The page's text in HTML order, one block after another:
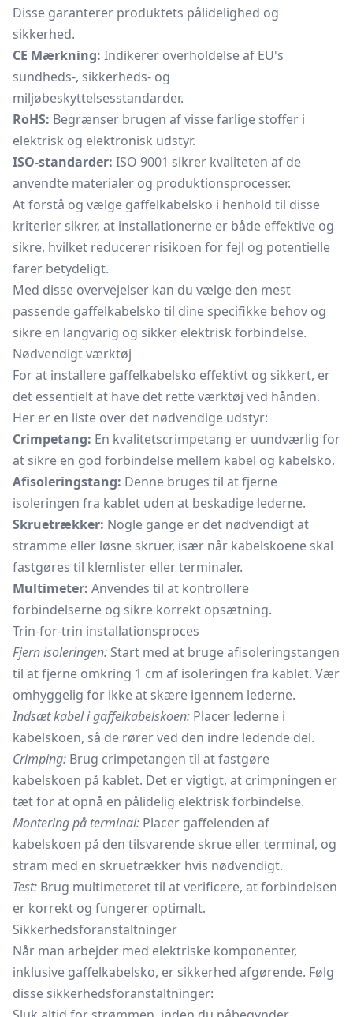
Disse garanterer produktets pålidelighed og
sikkerhed.
CE Mærkning: Indikerer overholdelse af EU's
sundheds-, sikkerheds- og
miljøbeskyttelsesstandarder.
RoHS: Begrænser brugen af visse farlige stoffer i
elektrisk og elektronisk udstyr.
ISO-standarder: ISO 9001 sikrer kvaliteten af de
anvendte materialer og produktionsprocesser.
At forstå og vælge gaffelkabelsko i henhold til disse
kriterier sikrer, at installationerne er både effektive og
sikre, hvilket reducerer risikoen for fejl og potentielle
farer betydeligt.
Med disse overvejelser kan du vælge den mest
passende gaffelkabelsko til dine specifikke behov og
sikre en langvarig og sikker elektrisk forbindelse.
Nødvendigt værktøj
For at installere gaffelkabelsko effektivt og sikkert, er
det essentielt at have det rette værktøj ved hånden.
Her er en liste over det nødvendige udstyr:
Crimpetang: En kvalitetscrimpetang er uundværlig for
at sikre en god forbindelse mellem kabel og kabelsko.
Afisoleringstang: Denne bruges til at fjerne
isoleringen fra kablet uden at beskadige lederne.
Skruetrækker: Nogle gange er det nødvendigt at
stramme eller løsne skruer, især når kabelskoene skal
fastgøres til klemlister eller terminaler.
Multimeter: Anvendes til at kontrollere
forbindelserne og sikre korrekt opsætning.
Trin-for-trin installationsproces
Fjern isoleringen: Start med at bruge afisoleringstangen
til at fjerne omkring 1 cm af isoleringen fra kablet. Vær
omhyggelig for ikke at skære igennem lederne.
Indsæt kabel i gaffelkabelskoen: Placer lederne i
kabelskoen, så de rører ved den indre ledende del.
Crimping: Brug crimpetangen til at fastgøre
kabelskoen på kablet. Det er vigtigt, at crimpningen er
tæt for at opnå en pålidelig elektrisk forbindelse.
Montering på terminal: Placer gaffelenden af
kabelskoen på den tilsvarende skrue eller terminal, og
stram med en skruetrækker hvis nødvendigt.
Test: Brug multimeteret til at verificere, at forbindelsen
er korrekt og fungerer optimalt.
Sikkerhedsforanstaltninger
Når man arbejder med elektriske komponenter,
inklusive gaffelkabelsko, er sikkerhed afgørende. Følg
disse sikkerhedsforanstaltninger: